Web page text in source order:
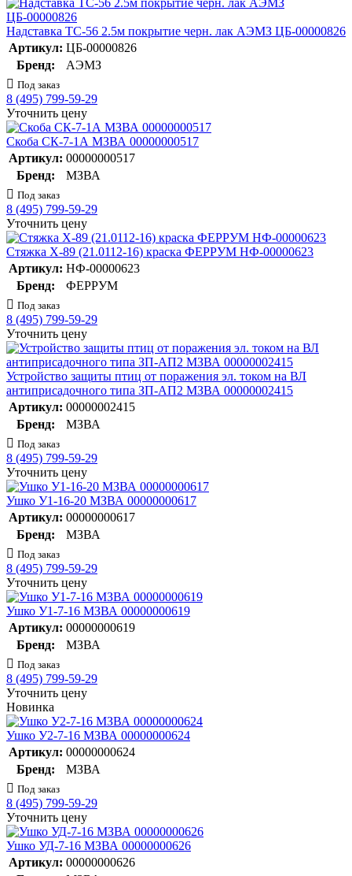
Надставка ТС-56 2.5м покрытие черн. лак АЭМЗ ЦБ-00000826
Артикул: ЦБ-00000826
Бренд:
АЭМЗ
Под заказ
8 (495) 799-59-29
Уточнить цену
Скоба СК-7-1А МЗВА 00000000517
Артикул: 00000000517
Бренд:
МЗВА
Под заказ
8 (495) 799-59-29
Уточнить цену
Стяжка Х-89 (21.0112-16) краска ФЕРРУМ НФ-00000623
Артикул: НФ-00000623
Бренд:
ФЕРРУМ
Под заказ
8 (495) 799-59-29
Уточнить цену
Устройство защиты птиц от поражения эл. током на ВЛ
антиприсадочного типа ЗП-АП2 МЗВА 00000002415
Артикул: 00000002415
Бренд:
МЗВА
Под заказ
8 (495) 799-59-29
Уточнить цену
Ушко У1-16-20 МЗВА 00000000617
Артикул: 00000000617
Бренд:
МЗВА
Под заказ
8 (495) 799-59-29
Уточнить цену
Ушко У1-7-16 МЗВА 00000000619
Артикул: 00000000619
Бренд:
МЗВА
Под заказ
8 (495) 799-59-29
Уточнить цену
Новинка
Ушко У2-7-16 МЗВА 00000000624
Артикул: 00000000624
Бренд:
МЗВА
Под заказ
8 (495) 799-59-29
Уточнить цену
Ушко УД-7-16 МЗВА 00000000626
Артикул: 00000000626